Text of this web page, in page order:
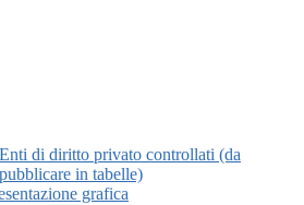
Enti di diritto privato controllati (da
pubblicare in tabelle)
grafica